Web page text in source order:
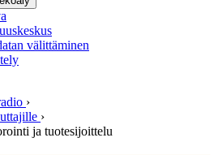
välittäminen
›
›
ja tuotesijoittelu